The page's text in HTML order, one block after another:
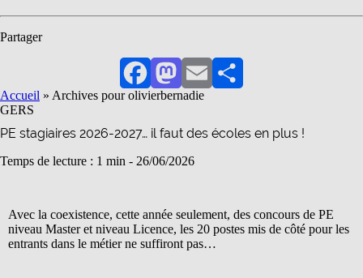
Partager
FacebookMastodon
EmailPartager
Accueil » Archives pour olivierbernadie
GERS
PE stagiaires 2026-2027… il faut des écoles en plus !
Temps de lecture : 1 min - 26/06/2026
Avec la coexistence, cette année seulement, des concours de PE
niveau Master et niveau Licence, les 20 postes mis de côté pour les
entrants dans le métier ne suffiront pas…